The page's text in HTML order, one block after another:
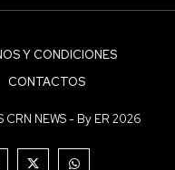
Y CONDICIONES
CONTACTOS
NEWS - By ER 2026